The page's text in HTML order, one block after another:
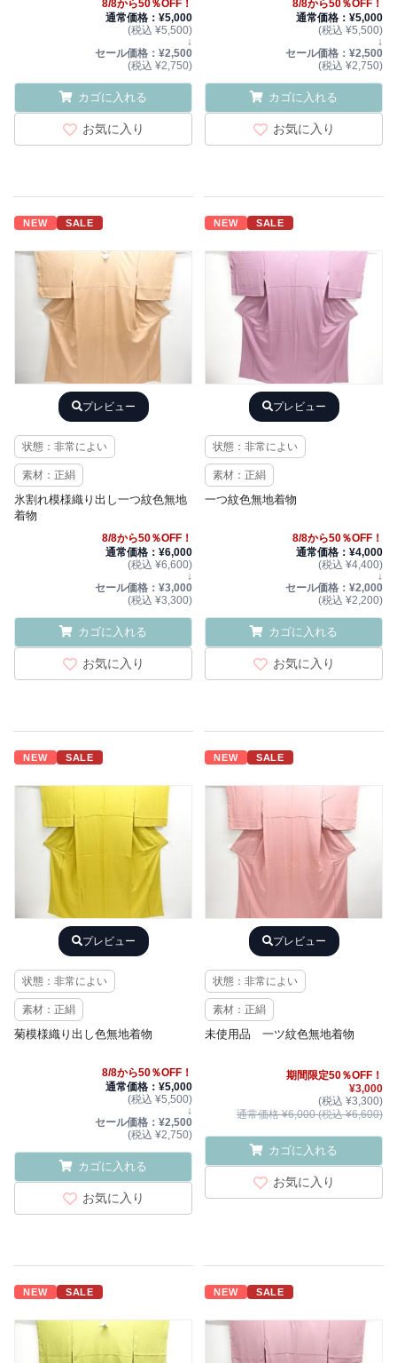
8/8から50％OFF！
通常価格：¥5,000
(税込 ¥5,500)
↓
セール価格：¥2,500
(税込 ¥2,750)
カゴに入れる
お気に入り
8/8から50％OFF！
通常価格：¥5,000
(税込 ¥5,500)
↓
セール価格：¥2,500
(税込 ¥2,750)
カゴに入れる
お気に入り
NEW SALE
プレビュー
状態：非常によい
素材：正絹
氷割れ模様織り出し一つ紋色無地
着物
8/8から50％OFF！
通常価格：¥6,000
(税込 ¥6,600)
↓
セール価格：¥3,000
(税込 ¥3,300)
カゴに入れる
お気に入り
NEW SALE
プレビュー
状態：非常によい
素材：正絹
一つ紋色無地着物
8/8から50％OFF！
通常価格：¥4,000
(税込 ¥4,400)
↓
セール価格：¥2,000
(税込 ¥2,200)
カゴに入れる
お気に入り
NEW SALE
プレビュー
状態：非常によい
素材：正絹
菊模様織り出し色無地着物
8/8から50％OFF！
通常価格：¥5,000
(税込 ¥5,500)
↓
セール価格：¥2,500
(税込 ¥2,750)
カゴに入れる
お気に入り
NEW SALE
プレビュー
状態：非常によい
素材：正絹
未使用品 一ツ紋色無地着物
期間限定50％OFF！
¥3,000
(税込 ¥3,300)
通常価格 ¥6,000 (税込 ¥6,600)
カゴに入れる
お気に入り
NEW SALE NEW SALE